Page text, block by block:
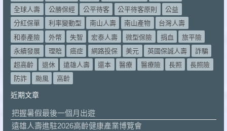
全球人壽
公勝保經 公平待客 公平待客原則
公益
分紅保單
利率變動型 南山人壽 南山產物
台灣人壽
和泰產險
外幣 失智 宏泰人壽 微型保險 捐血
旅平險
永續發展
理賠 癌症 網路投保 美元 英國保誠人壽
詐騙
超高齡
退休 遠雄人壽 還本 醫療 醫療險 長照
長照險
防詐
颱風 高齡
近期文章
把握暑假最後一個月出遊
遠雄人壽進駐2026高齡健康產業博覽會